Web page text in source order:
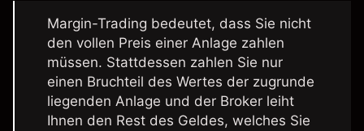
Margin-Trading bedeutet, dass Sie nicht
den vollen Preis einer Anlage zahlen
müssen. Stattdessen zahlen Sie nur
einen Bruchteil des Wertes der zugrunde
liegenden Anlage und der Broker leiht
Ihnen den Rest des Geldes, welches Sie